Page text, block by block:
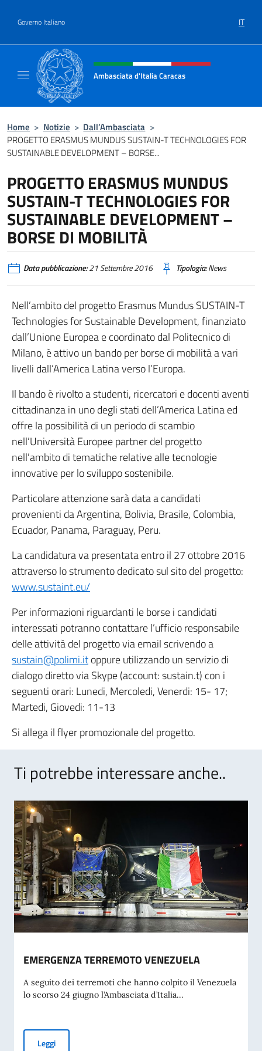
Governo Italiano IT
Intestazione sito, social e menù
Ambasciata d'Italia Caracas
Home > Notizie > Dall’Ambasciata >
PROGETTO ERASMUS MUNDUS SUSTAIN-T TECHNOLOGIES FOR
SUSTAINABLE DEVELOPMENT – BORSE...
PROGETTO ERASMUS MUNDUS
SUSTAIN-T TECHNOLOGIES FOR
SUSTAINABLE DEVELOPMENT –
BORSE DI MOBILITÀ
Data pubblicazione:21 Settembre 2016 Tipologia:News
Nell’ambito del progetto Erasmus Mundus SUSTAIN-T
Technologies for Sustainable Development, finanziato
dall’Unione Europea e coordinato dal Politecnico di
Milano, è attivo un bando per borse di mobilità a vari
livelli dall’America Latina verso l’Europa.
Il bando è rivolto a studenti, ricercatori e docenti aventi
cittadinanza in uno degli stati dell’America Latina ed
offre la possibilità di un periodo di scambio
nell’Università Europee partner del progetto
nell’ambito di tematiche relative alle tecnologie
innovative per lo sviluppo sostenibile.
Particolare attenzione sarà data a candidati
provenienti da Argentina, Bolivia, Brasile, Colombia,
Ecuador, Panama, Paraguay, Peru.
La candidatura va presentata entro il 27 ottobre 2016
attraverso lo strumento dedicato sul sito del progetto:
www.sustaint.eu/
Per informazioni riguardanti le borse i candidati
interessati potranno contattare l’ufficio responsabile
delle attività del progetto via email scrivendo a
sustain@polimi.itoppure utilizzando un servizio di
dialogo diretto via Skype (account: sustain.t) con i
seguenti orari: Lunedi, Mercoledi, Venerdi: 15- 17;
Martedi, Giovedi: 11-13
Si allega il flyer promozionale del progetto.
Ti potrebbe interessare anche..
EMERGENZA TERREMOTO VENEZUELA
A seguito dei terremoti che hanno colpito il Venezuela
lo scorso 24 giugno l’Ambasciata d’Italia...
LeggiEMERGENZA TERREMOTO VENEZUELA